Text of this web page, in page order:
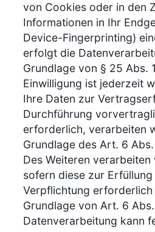
von Cookies oder in den
Informationen in Ihr
Device-Fingerprinting)
erfolgt die
Grundlage von § 25 Abs.
Einwilligung ist jederzeit
Ihre Daten zur
Durchführung
erforderlich, verarbeiten
Grundlage des Art. 6 Abs.
Des Weiteren verarbeiten
sofern diese zur
Verpflichtung erforderlich
Grundlage von Art. 6 Abs.
Datenverarbeitung kann